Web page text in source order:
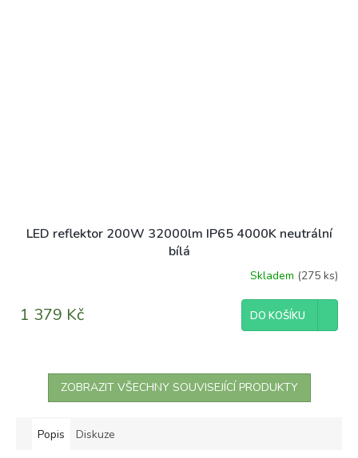
LED reflektor 200W 32000lm IP65 4000K neutrální
bílá
Skladem (275 ks)
1 379 Kč DO KOŠÍKU
ZOBRAZIT VŠECHNY SOUVISEJÍCÍ PRODUKTY
Popis Diskuze